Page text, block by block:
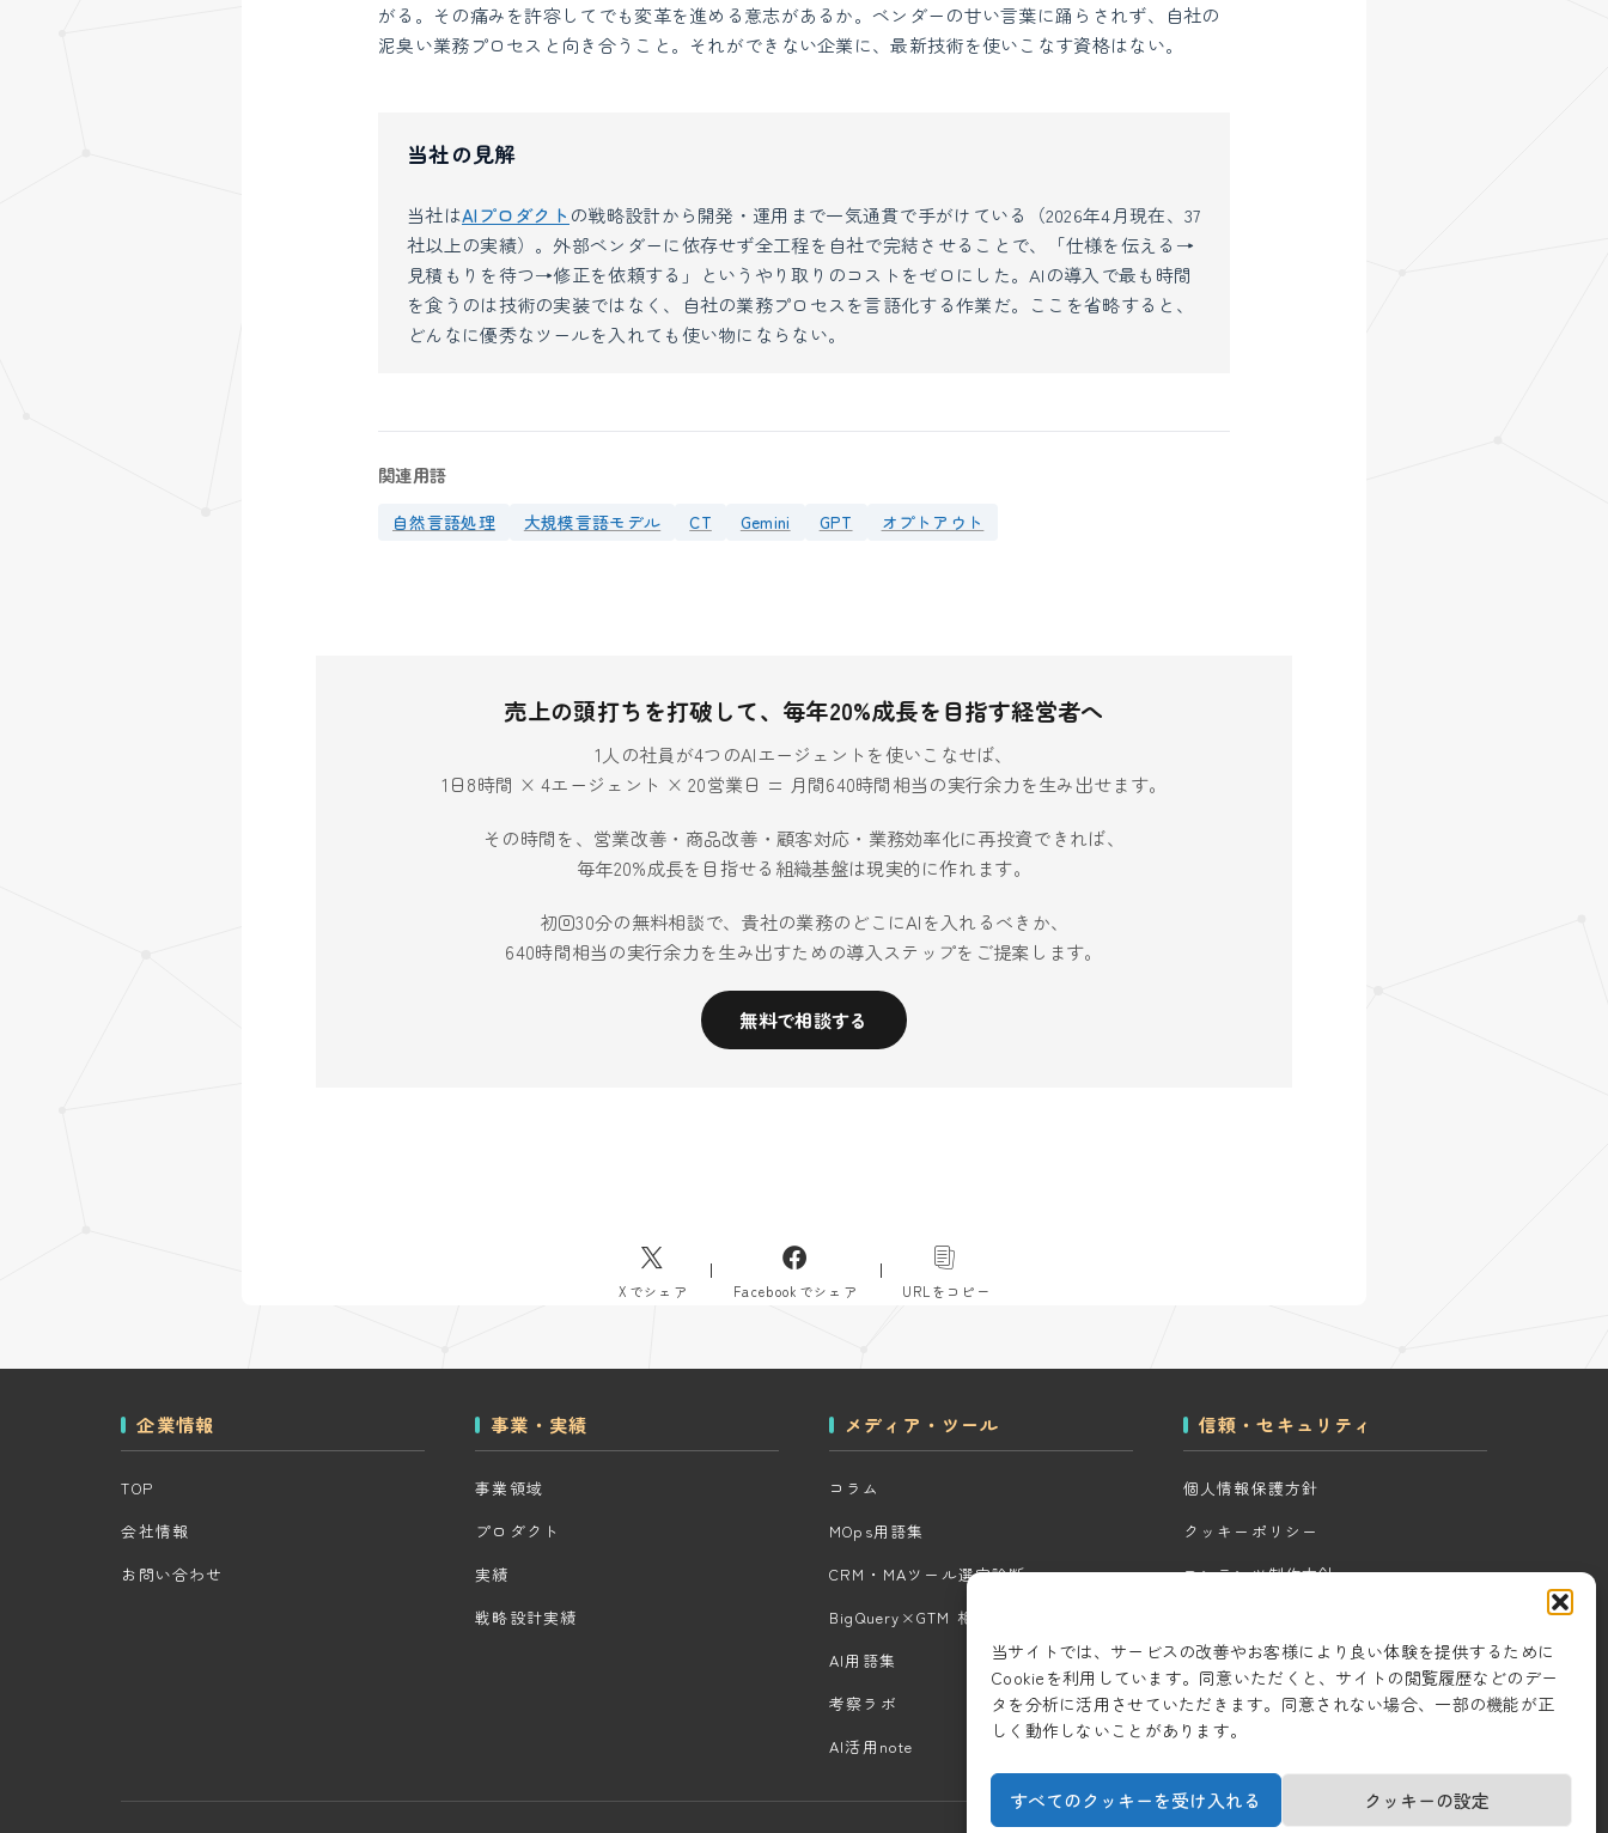
当サイトでは、サービスの改善やお客様により良い体験を提供するために
Cookieを利用しています。同意いただくと、サイトの閲覧履歴などのデー
タを分析に活用させていただきます。同意されない場合、一部の機能が正
しく動作しないことがあります。
すべてのクッキーを受け入れる クッキーの設定
がる。その痛みを許容してでも変革を進める意志があるか。ベンダーの甘い言葉に踊らされず、自社の
泥臭い業務プロセスと向き合うこと。それができない企業に、最新技術を使いこなす資格はない。
当社の見解
当社はAIプロダクト の戦略設計から開発・運用まで一気通貫で手がけている（2026年4月現在、37
社以上の実績）。外部ベンダーに依存せず全工程を自社で完結させることで、「仕様を伝える→
見積もりを待つ→修正を依頼する」というやり取りのコストをゼロにした。AIの導入で最も時間
を食うのは技術の実装ではなく、自社の業務プロセスを言語化する作業だ。ここを省略すると、
どんなに優秀なツールを入れても使い物にならない。
関連用語
自然言語処理 大規模言語モデル CT Gemini GPT オプトアウト
売上の頭打ちを打破して、毎年20%成長を目指す経営者へ
1人の社員が4つのAIエージェントを使いこなせば、
1日8時間 × 4エージェント × 20営業日 = 月間640時間相当の実行余力を生み出せます。
その時間を、営業改善・商品改善・顧客対応・業務効率化に再投資できれば、
毎年20%成長を目指せる組織基盤は現実的に作れます。
初回30分の無料相談で、貴社の業務のどこにAIを入れるべきか、
640時間相当の実行余力を生み出すための導入ステップをご提案します。
無料で相談する
Xでシェア Facebookでシェア URLをコピー
企業情報
TOP
会社情報
お問い合わせ
事業・実績
事業領域
プロダクト
実績
戦略設計実績
メディア・ツール
コラム
MOps用語集
CRM・MAツール選定診断
BigQuery×GTM 相場見積もりツール
AI用語集
考察ラボ
AI活用note
信頼・セキュリティ
個人情報保護方針
クッキーポリシー
コンテンツ制作方針
セキュリティ対策
情報セキュリティ基本方針